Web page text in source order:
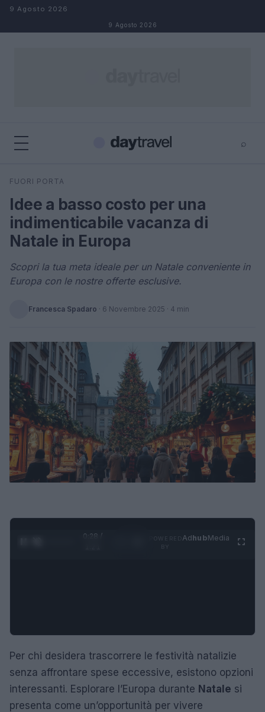
Salta al contenuto
9 Agosto 2026
9 Agosto 2026
⌕
Cerca
FUORI PORTA
Idee a basso costo per una
indimenticabile vacanza di
Natale in Europa
Scopri la tua meta ideale per un Natale conveniente in
Europa con le nostre offerte esclusive.
Francesca Spadaro · 6 Novembre 2025 · 4 min
0:29 /
AdhubMedia
Per chi desidera trascorrere le festività natalizie
senza affrontare spese eccessive, esistono opzioni
interessanti. Esplorare l’Europa durante Natale si
presenta come un’opportunità per vivere